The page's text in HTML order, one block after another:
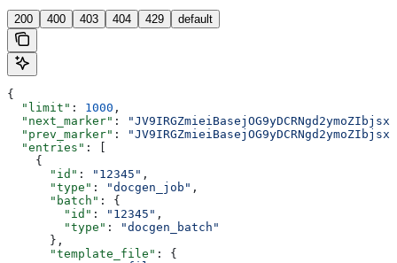
200 400 403 404 429 default
{
  "limit"
: 1000 ,
  "next_marker"
:
  "prev_marker"
:
  "entries"
: [
    {
      "id"
: "12345" ,
      "type"
: "docgen_job" ,
      "batch"
: {
        "id"
: "12345" ,
        "type"
:
"docgen_batch"
      },
      "template_file"
: {